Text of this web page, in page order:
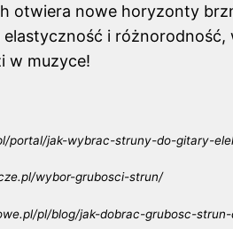
otwiera nowe horyzonty
elastyczność i różnorodność,
w muzyce!
portal/jak-wybrac-struny-do-gitary-
wybor-grubosci-strun/
pl/blog/jak-dobrac-grubosc-